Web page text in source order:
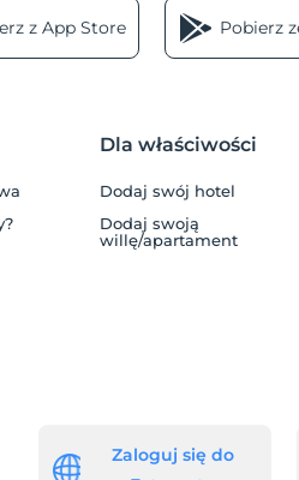
z App Store Pobierz
Dla właściwości
Dodaj swój hotel
Dodaj swoją
willę/apartament
Zaloguj się do